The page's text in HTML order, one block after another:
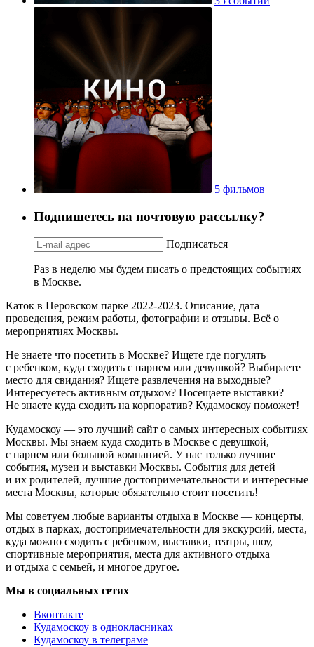
5 фильмов
Подпишетесь на почтовую рассылку?
Подписаться
Раз в неделю мы будем писать о предстоящих событиях
в Москве.
Каток в Перовском парке 2022-2023. Описание, дата
проведения, режим работы, фотографии и отзывы. Всё о
мероприятиях Москвы.
Не знаете что посетить в Москве? Ищете где погулять
с ребенком, куда сходить с парнем или девушкой? Выбираете
место для свидания? Ищете развлечения на выходные?
Интересуетесь активным отдыхом? Посещаете выставки?
Не знаете куда сходить на корпоратив? Кудамоскоу поможет!
Кудамоскоу — это лучший сайт о самых интересных событиях
Москвы. Мы знаем куда сходить в Москве с девушкой,
с парнем или большой компанией. У нас только лучшие
события, музеи и выставки Москвы. События для детей
и их родителей, лучшие достопримечательности и интересные
места Москвы, которые обязательно стоит посетить!
Мы советуем любые варианты отдыха в Москве — концерты,
отдых в парках, достопримечательности для экскурсий, места,
куда можно сходить с ребенком, выставки, театры, шоу,
спортивные мероприятия, места для активного отдыха
и отдыха с семьей, и многое другое.
Мы в социальных сетях
Вконтакте
Кудамоскоу в однокласниках
Кудамоскоу в телеграме